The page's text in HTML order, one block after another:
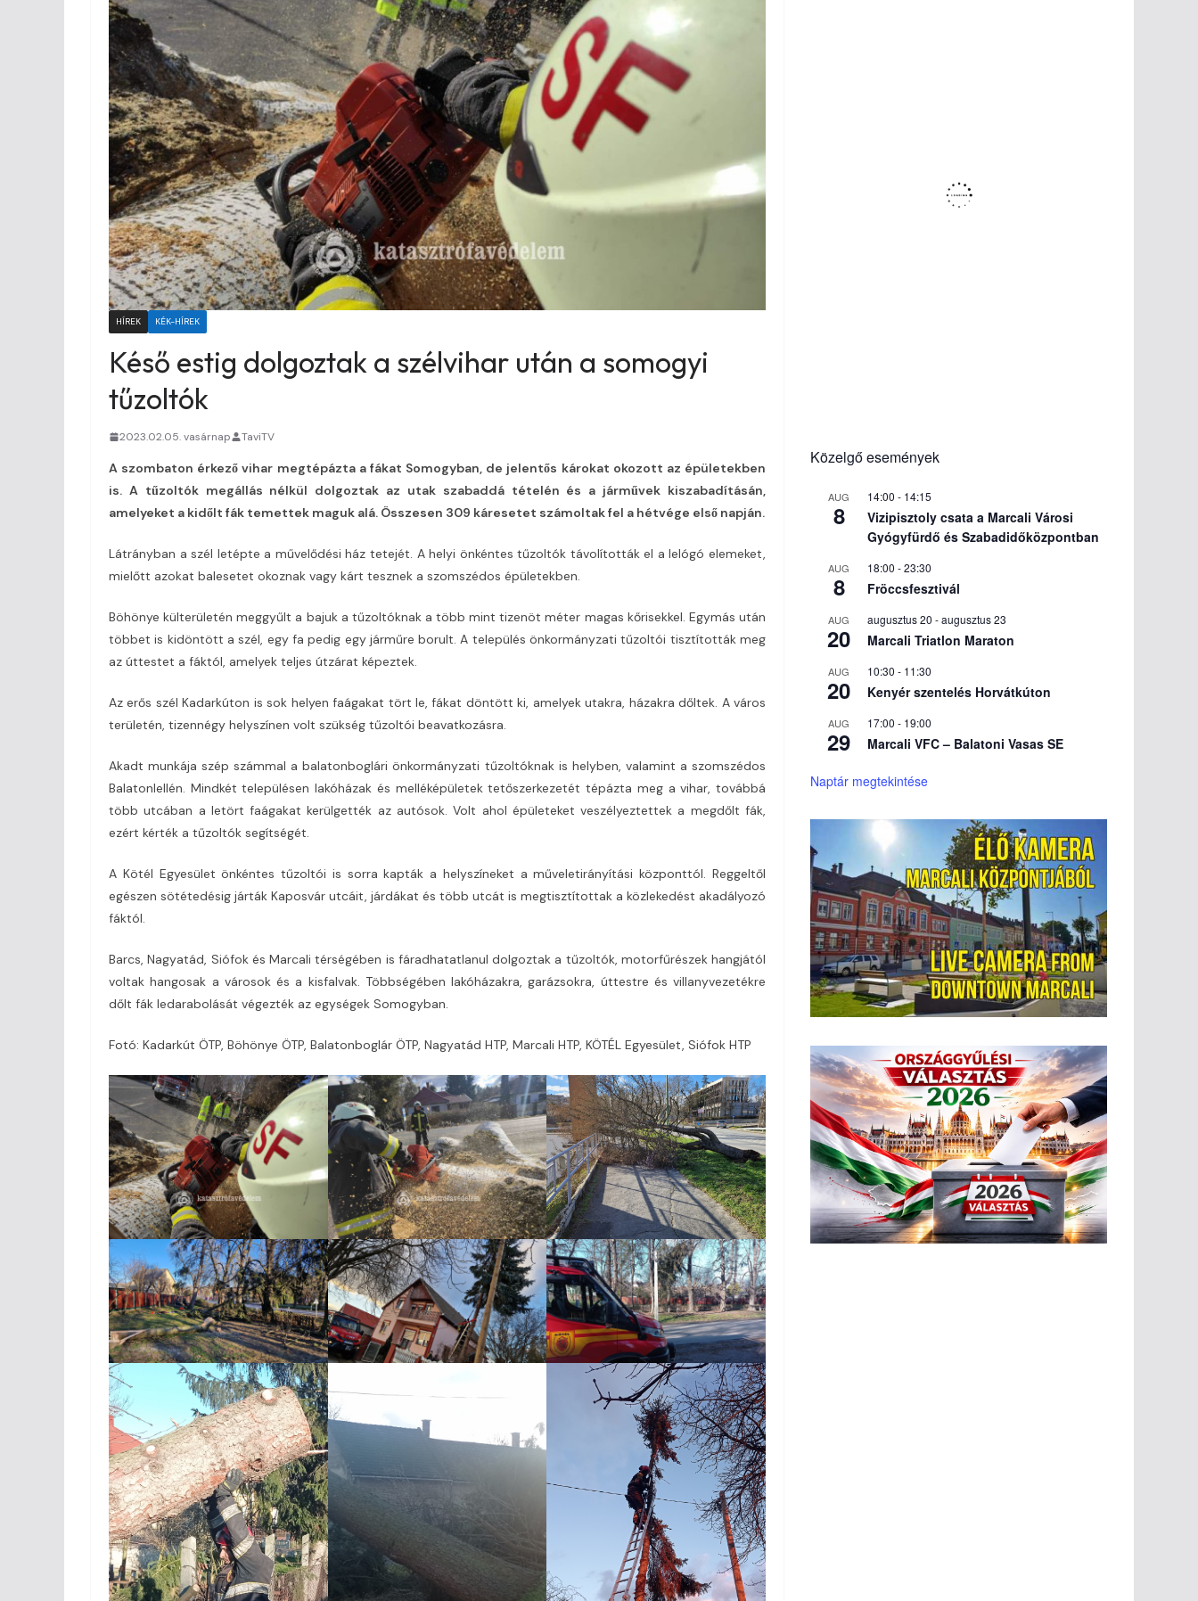
HÍREK KÉK-HÍREK
Késő estig dolgoztak a szélvihar után a somogyi
tűzoltók
2023.02.05. vasárnap TaviTV
A szombaton érkező vihar megtépázta a fákat Somogyban, de jelentős károkat okozott az épületekben
is. A tűzoltók megállás nélkül dolgoztak az utak szabaddá tételén és a járművek kiszabadításán,
amelyeket a kidőlt fák temettek maguk alá. Összesen 309 káresetet számoltak fel a hétvége első napján.
Látrányban a szél letépte a művelődési ház tetejét. A helyi önkéntes tűzoltók távolították el a lelógó elemeket,
mielőtt azokat balesetet okoznak vagy kárt tesznek a szomszédos épületekben.
Böhönye külterületén meggyűlt a bajuk a tűzoltóknak a több mint tizenöt méter magas kőrisekkel. Egymás után
többet is kidöntött a szél, egy fa pedig egy járműre borult. A település önkormányzati tűzoltói tisztították meg
az úttestet a fáktól, amelyek teljes útzárat képeztek.
Az erős szél Kadarkúton is sok helyen faágakat tört le, fákat döntött ki, amelyek utakra, házakra dőltek. A város
területén, tizennégy helyszínen volt szükség tűzoltói beavatkozásra.
Akadt munkája szép számmal a balatonboglári önkormányzati tűzoltóknak is helyben, valamint a szomszédos
Balatonlellén. Mindkét településen lakóházak és melléképületek tetőszerkezetét tépázta meg a vihar, továbbá
több utcában a letört faágakat kerülgették az autósok. Volt ahol épületeket veszélyeztettek a megdőlt fák,
ezért kérték a tűzoltók segítségét.
A Kötél Egyesület önkéntes tűzoltói is sorra kapták a helyszíneket a műveletirányítási központtól. Reggeltől
egészen sötétedésig járták Kaposvár utcáit, járdákat és több utcát is megtisztítottak a közlekedést akadályozó
fáktól.
Barcs, Nagyatád, Siófok és Marcali térségében is fáradhatatlanul dolgoztak a tűzoltók, motorfűrészek hangjától
voltak hangosak a városok és a kisfalvak. Többségében lakóházakra, garázsokra, úttestre és villanyvezetékre
dőlt fák ledarabolását végezték az egységek Somogyban.
Fotó: Kadarkút ÖTP, Böhönye ÖTP, Balatonboglár ÖTP, Nagyatád HTP, Marcali HTP, KÖTÉL Egyesület, Siófok HTP
Közelgő események
AUG
8
14:00 - 14:15
Vizipisztoly csata a Marcali Városi
Gyógyfürdő és Szabadidőközpontban
AUG
8
18:00 -23:30
Fröccsfesztivál
AUG
20
augusztus 20 -augusztus 23
Marcali Triatlon Maraton
AUG
20
10:30 - 11:30
Kenyér szentelés Horvátkúton
AUG
29
17:00 - 19:00
Marcali VFC – Balatoni Vasas SE
Naptár megtekintése